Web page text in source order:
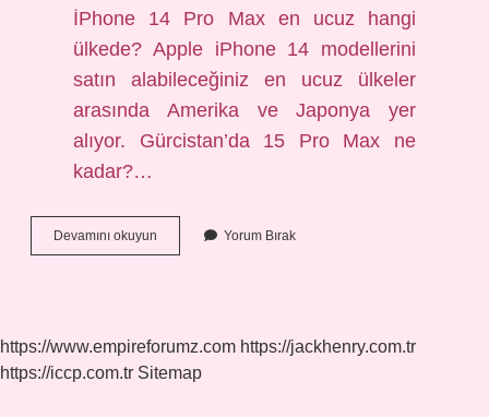
İPhone 14 Pro Max en ucuz hangi
ülkede? Apple iPhone 14 modellerini
satın alabileceğiniz en ucuz ülkeler
arasında Amerika ve Japonya yer
alıyor. Gürcistan’da 15 Pro Max ne
kadar?…
Devamını okuyun Gürcistanda
Iphone
Ne
Kadar
Yorum Bırak
https://www.empireforumz.com https://jackhenry.com.tr
https://iccp.com.tr Sitemap